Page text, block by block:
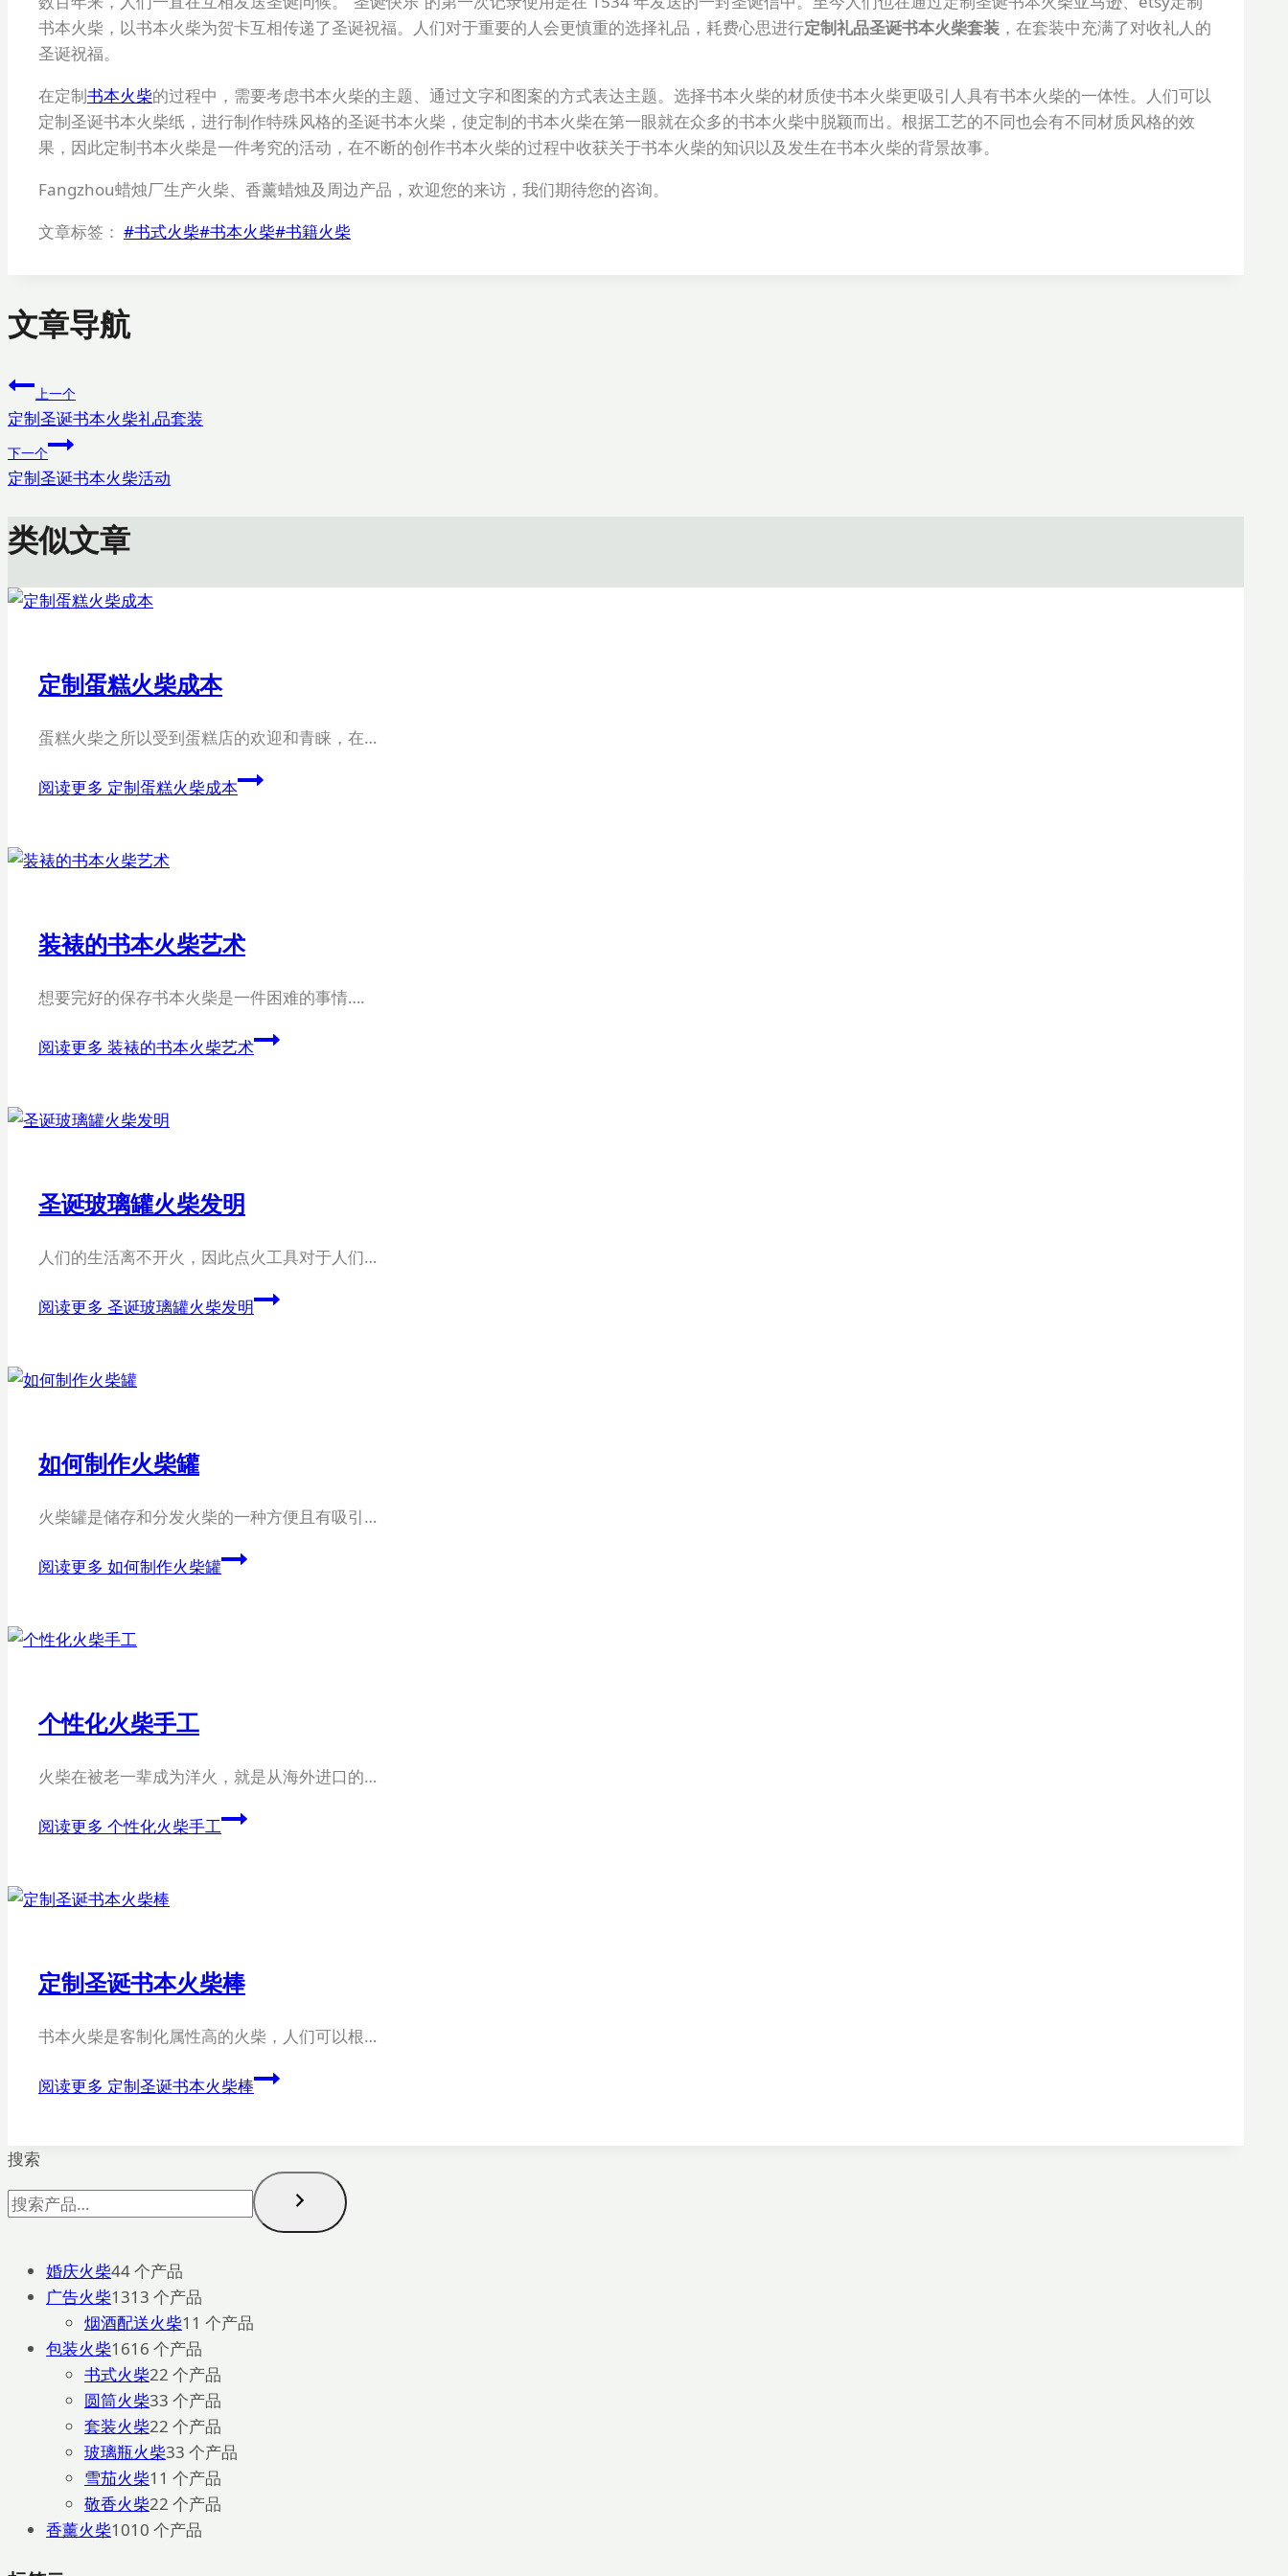
书本火柴，以书本火柴为贺卡互相传递了圣诞祝福。人们对于重要的人会更慎重的选择礼品，耗费心思进行定制礼品圣诞书本火柴套装 ，在套装中充满了对收礼人的
圣诞祝福。
在定制书本火柴的过程中，需要考虑书本火柴的主题、通过文字和图案的方式表达主题。选择书本火柴的材质使书本火柴更吸引人具有书本火柴的一体性。人们可以
定制圣诞书本火柴纸，进行制作特殊风格的圣诞书本火柴，使定制的书本火柴在第一眼就在众多的书本火柴中脱颖而出。根据工艺的不同也会有不同材质风格的效
果，因此定制书本火柴是一件考究的活动，在不断的创作书本火柴的过程中收获关于书本火柴的知识以及发生在书本火柴的背景故事。
Fangzhou蜡烛厂生产火柴、香薰蜡烛及周边产品，欢迎您的来访，我们期待您的咨询。
文章标签： #书式火柴#书本火柴#书籍火柴
文章导航
上一个
定制圣诞书本火柴礼品套装
下一个
定制圣诞书本火柴活动
类似文章
定制蛋糕火柴成本
蛋糕火柴之所以受到蛋糕店的欢迎和青睐，在…
阅读更多 定制蛋糕火柴成本
装裱的书本火柴艺术
想要完好的保存书本火柴是一件困难的事情….
阅读更多 装裱的书本火柴艺术
圣诞玻璃罐火柴发明
人们的生活离不开火，因此点火工具对于人们…
阅读更多 圣诞玻璃罐火柴发明
如何制作火柴罐
火柴罐是储存和分发火柴的一种方便且有吸引…
阅读更多 如何制作火柴罐
个性化火柴手工
火柴在被老一辈成为洋火，就是从海外进口的…
阅读更多 个性化火柴手工
定制圣诞书本火柴棒
书本火柴是客制化属性高的火柴，人们可以根…
阅读更多 定制圣诞书本火柴棒
搜索
婚庆火柴44 个产品
广告火柴1313 个产品
烟酒配送火柴1 1 个产品
包装火柴1616 个产品
书式火柴22 个产品
圆筒火柴33 个产品
套装火柴22 个产品
玻璃瓶火柴33 个产品
雪茄火柴1 1 个产品
敬香火柴22 个产品
香薰火柴1010 个产品